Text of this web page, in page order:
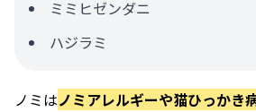
ミミヒゼンダニ
ハジラミ
ノミはノミアレルギーや猫ひっかき